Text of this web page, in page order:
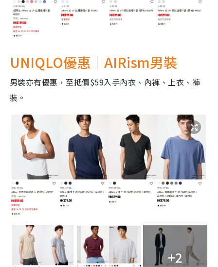
UNIQLO優惠｜AIRism男裝
男裝亦有優惠，至抵價$59入手內衣、內褲、上衣、褲
裝。
+2